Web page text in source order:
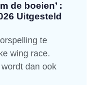
de boeien’ :
Uitgesteld
te
wing race.
dan ook